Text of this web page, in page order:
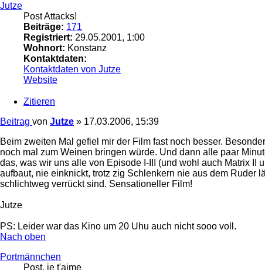
Jutze
Post Attacks!
Beiträge: 171
Registriert: 29.05.2001, 1:00
Wohnort: Konstanz
Kontaktdaten:
Kontaktdaten von Jutze
Website
Zitieren
Beitrag von Jutze » 17.03.2006, 15:39
Beim zweiten Mal gefiel mir der Film fast noch besser.
noch mal zum Weinen bringen würde. Und dann alle paar
das, was wir uns alle von Episode I-III (und wohl auch Matrix II
aufbaut, nie einknickt, trotz zig Schlenkern nie aus dem Ruder
schlichtweg verrückt sind. Sensationeller Film!
Jutze
PS: Leider war das Kino um 20 Uhu auch nicht sooo voll.
Nach oben
Portmännchen
Post, je t'aime